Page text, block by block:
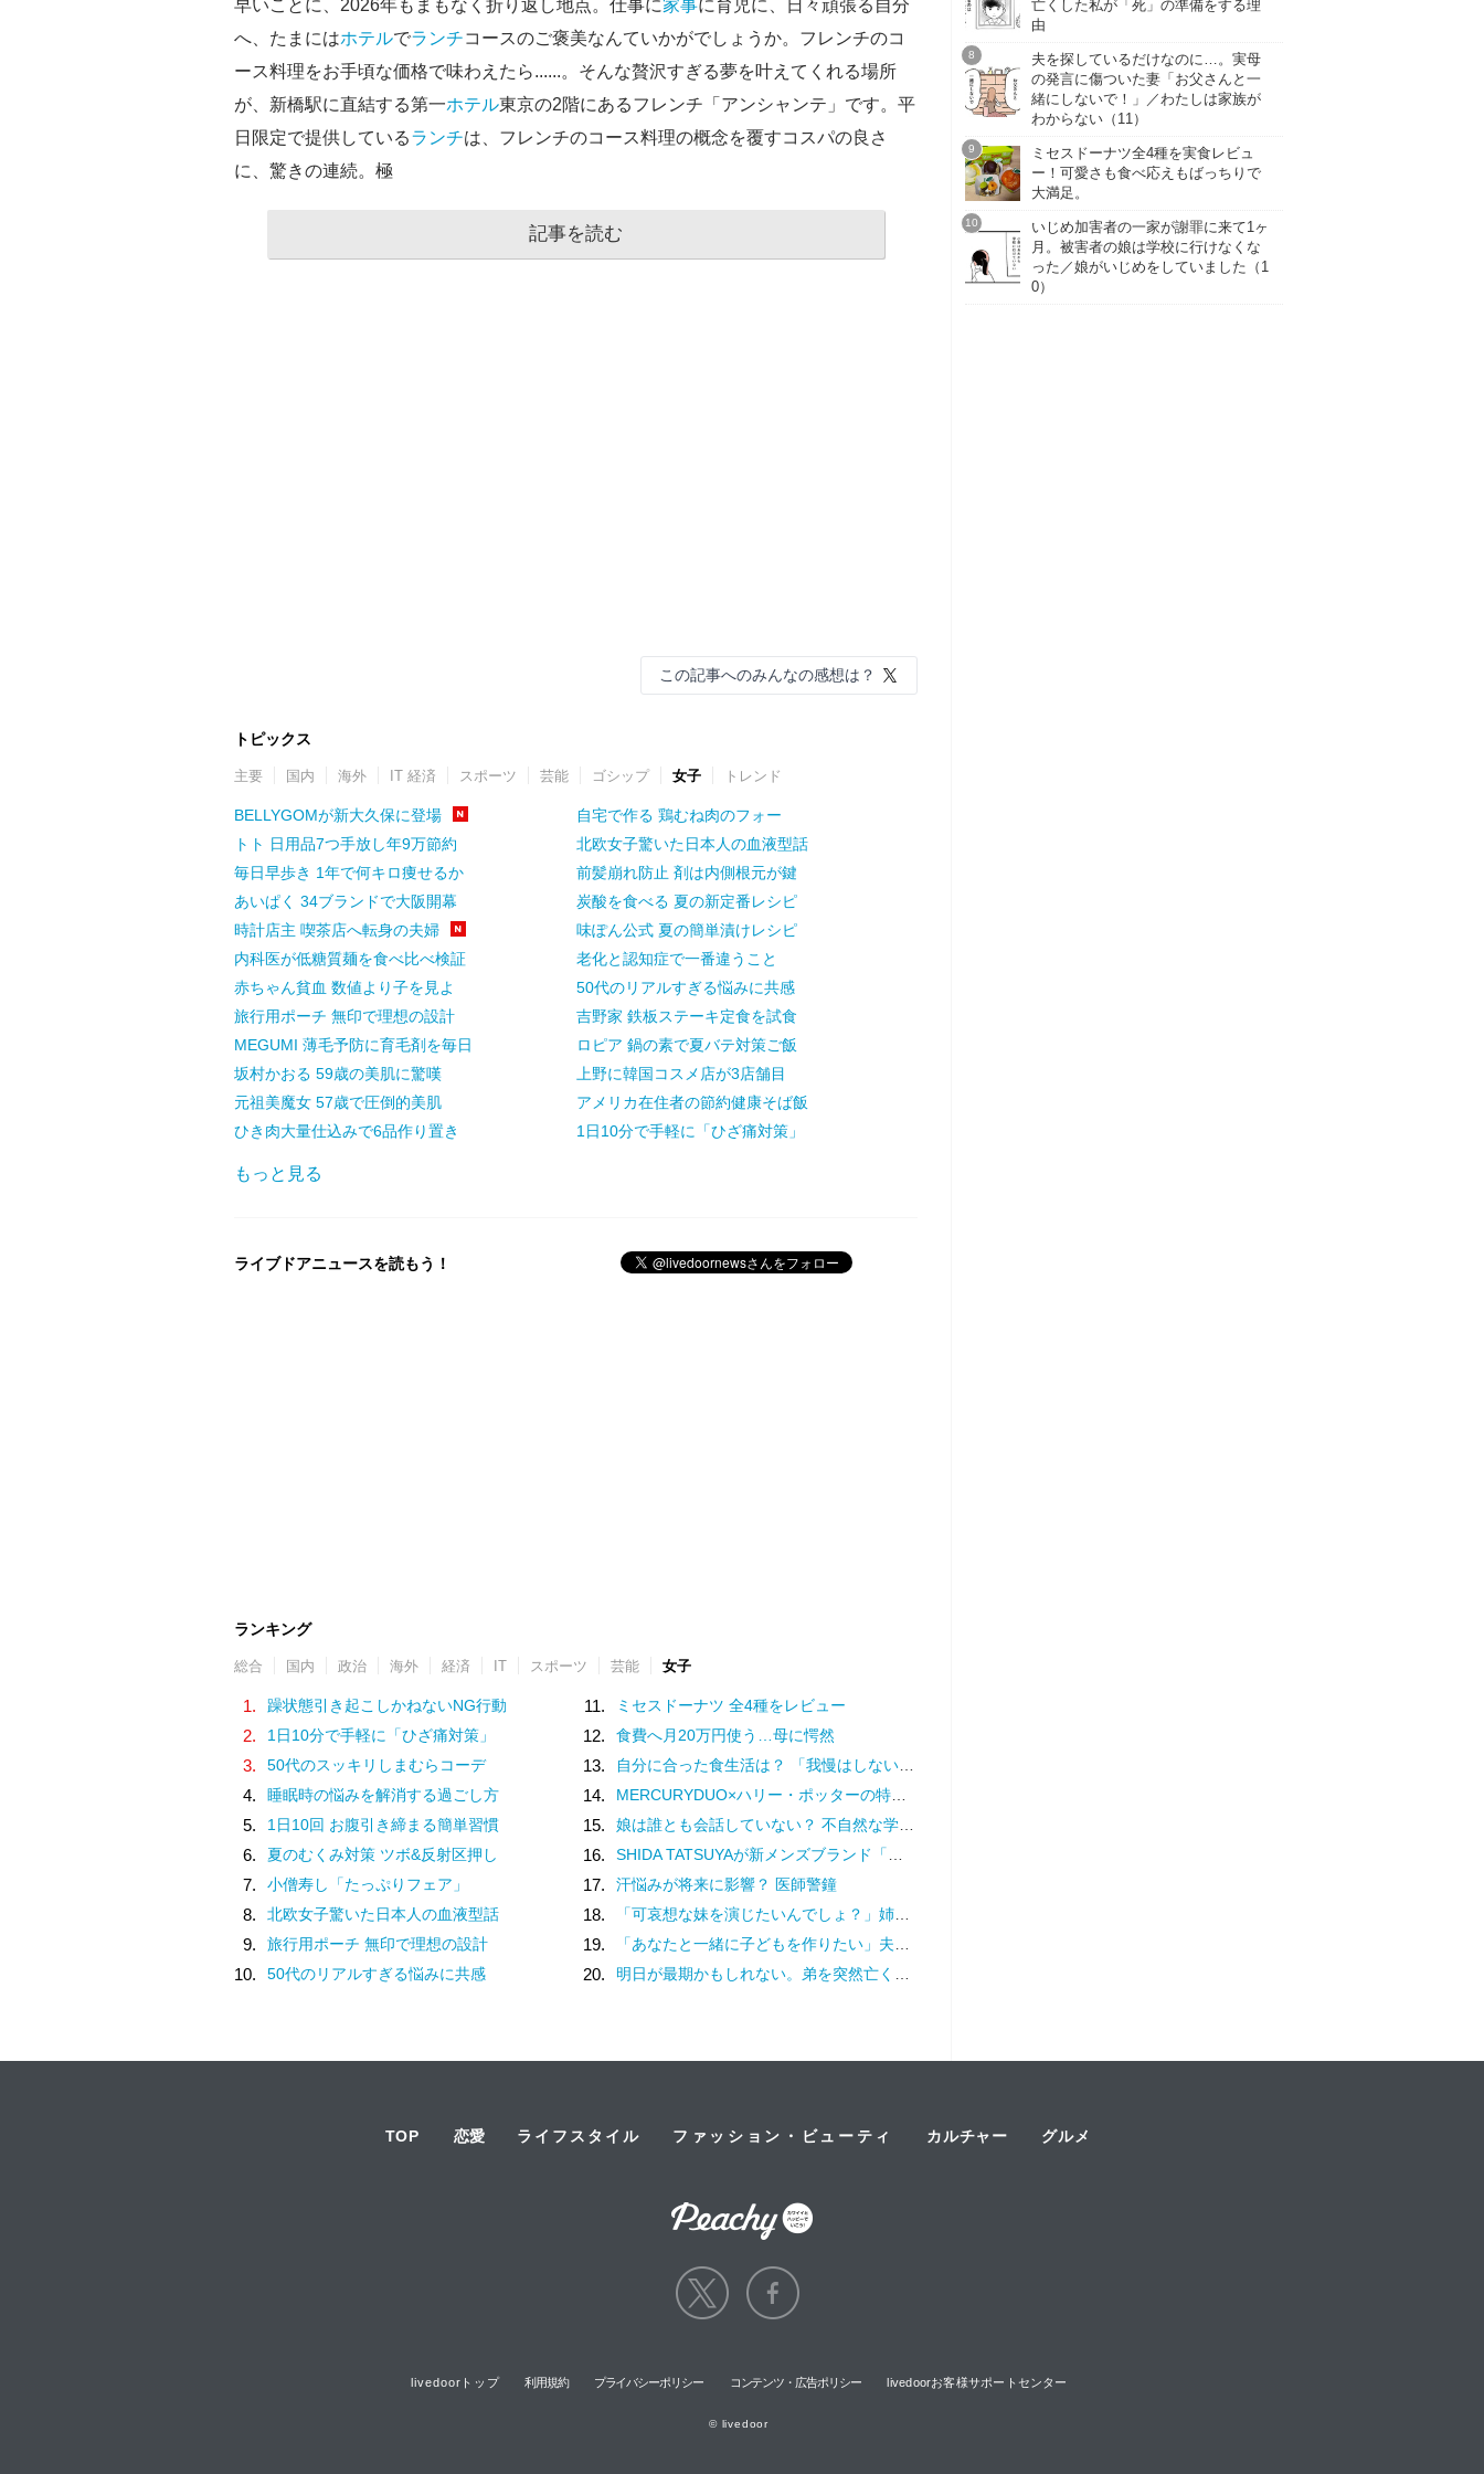
早いことに、2026年もまもなく折り返し地点。仕事に家事に育児に、日々頑張る自分
へ、たまにはホテルでランチコースのご褒美なんていかがでしょうか。フレンチのコ
ース料理をお手頃な価格で味わえたら......。そんな贅沢すぎる夢を叶えてくれる場所
が、新橋駅に直結する第一ホテル東京の2階にあるフレンチ「アンシャンテ」です。平
日限定で提供しているランチは、フレンチのコース料理の概念を覆すコスパの良さ
に、驚きの連続。極
記事を読む
この記事へのみんなの感想は？
トピックス
主要 国内 海外 IT 経済 スポーツ 芸能 ゴシップ 女子 トレンド
BELLYGOMが新大久保に登場
トト 日用品7つ手放し年9万節約
毎日早歩き 1年で何キロ痩せるか
あいぱく 34ブランドで大阪開幕
時計店主 喫茶店へ転身の夫婦
内科医が低糖質麺を食べ比べ検証
赤ちゃん貧血 数値より子を見よ
旅行用ポーチ 無印で理想の設計
MEGUMI 薄毛予防に育毛剤を毎日
坂村かおる 59歳の美肌に驚嘆
元祖美魔女 57歳で圧倒的美肌
ひき肉大量仕込みで6品作り置き
自宅で作る 鶏むね肉のフォー
北欧女子驚いた日本人の血液型話
前髪崩れ防止 剤は内側根元が鍵
炭酸を食べる 夏の新定番レシピ
味ぽん公式 夏の簡単漬けレシピ
老化と認知症で一番違うこと
50代のリアルすぎる悩みに共感
吉野家 鉄板ステーキ定食を試食
ロピア 鍋の素で夏バテ対策ご飯
上野に韓国コスメ店が3店舗目
アメリカ在住者の節約健康そば飯
1日10分で手軽に「ひざ痛対策」
もっと見る
ライブドアニュースを読もう！
ランキング
総合 国内 政治 海外 経済 IT スポーツ 芸能 女子
1. 躁状態引き起こしかねないNG行動
2. 1日10分で手軽に「ひざ痛対策」
3. 50代のスッキリしまむらコーデ
4. 睡眠時の悩みを解消する過ごし方
5. 1日10回 お腹引き締まる簡単習慣
6. 夏のむくみ対策 ツボ&反射区押し
7. 小僧寿し「たっぷりフェア」
8. 北欧女子驚いた日本人の血液型話
9. 旅行用ポーチ 無印で理想の設計
10. 50代のリアルすぎる悩みに共感
11. ミセスドーナツ 全4種をレビュー
12. 食費へ月20万円使う…母に愕然
13. 自分に合った食生活は？ 「我慢はしない」けど「体重は落ちていく」食事内容を模索してみた
14. MERCURYDUO×ハリー・ポッターの特別コレクション♡魔法界を纏う限定アイテム登場
15. 娘は誰とも会話していない？ 不自然な学校での様子を話す担任は、さらに余計なことを／家族全員でいじめと戦うということ。（3）
16. SHIDA TATSUYAが新メンズブランド「ペドロソ」を立ち上げ
17. 汗悩みが将来に影響？ 医師警鐘
18. 「可哀想な妹を演じたいんでしょ？」姉の幸せを奪い続ける女…両家の顔合わせにまで現れた従妹の恐ろしい正体
19. 「あなたと一緒に子どもを作りたい」夫の実家でアルバムを見て抱いた気持ち／子どもが欲しいかわかりません（17）
20. 明日が最期かもしれない。弟を突然亡くした私が「死」の準備をする理由
亡くした私が「死」の準備をする理
由
夫を探しているだけなのに…。実母
の発言に傷ついた妻「お父さんと一
緒にしないで！」／わたしは家族が
わからない（11）
ミセスドーナツ全4種を実食レビュ
ー！可愛さも食べ応えもばっちりで
大満足。
いじめ加害者の一家が謝罪に来て1ヶ
月。被害者の娘は学校に行けなくな
った／娘がいじめをしていました（1
0）
TOP 恋愛 ライフスタイル ファッション・ビューティ カルチャー グルメ
livedoorトップ 利用規約 プライバシーポリシー コンテンツ・広告ポリシー livedoorお客様サポートセンター
© livedoor